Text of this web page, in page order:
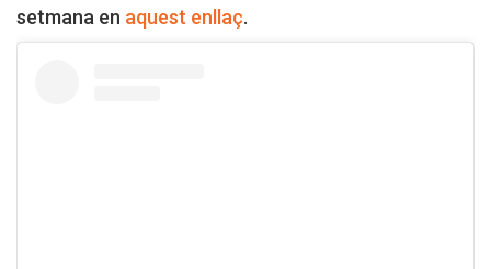
setmana en aquest enllaç.